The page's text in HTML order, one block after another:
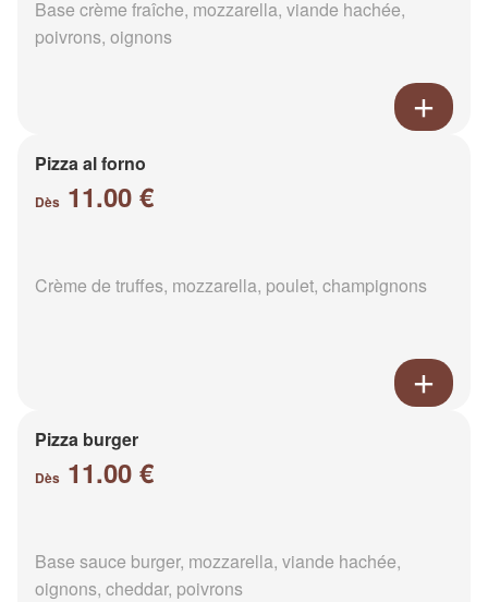
Base crème fraîche, mozzarella, viande hachée,
poivrons, oignons
Pizza al forno
Dès 11.00 €
Crème de truffes, mozzarella, poulet, champignons
Pizza burger
Dès 11.00 €
Base sauce burger, mozzarella, viande hachée,
oignons, cheddar, poivrons